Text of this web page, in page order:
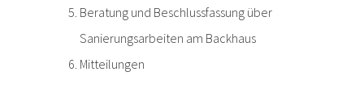
Beratung und Beschlussfassung über
Sanierungsarbeiten am Backhaus
Mitteilungen